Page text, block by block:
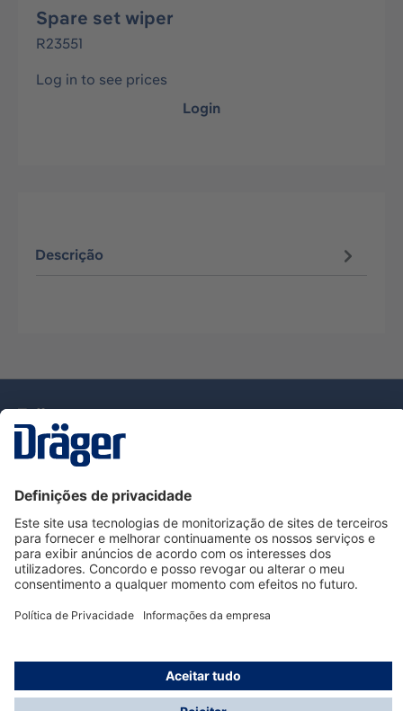
Spare set wiper
R23551
Log in to see prices
Login
Descrição
Serviço de Apoio ao Cliente Dräger
Utilização da loja
Informações
© Dräger Portugal, Lda, 2024
* Todos os preços excl. IVA mais